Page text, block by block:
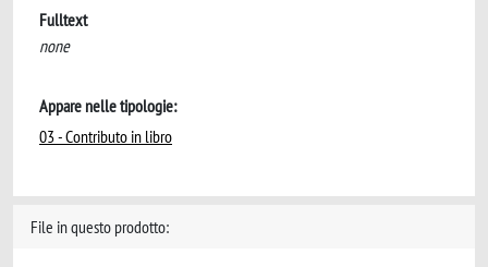
Fulltext
none
Appare nelle tipologie:
03 - Contributo in libro
File in questo prodotto: